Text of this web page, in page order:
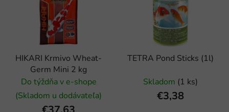
HIKARI Krmivo Wheat-
Germ Mini 2 kg
Do týždňa v e-shope
(Skladom u dodávateľa)
TETRA Pond Sticks (1l)
Skladom (1 ks)
€3,38